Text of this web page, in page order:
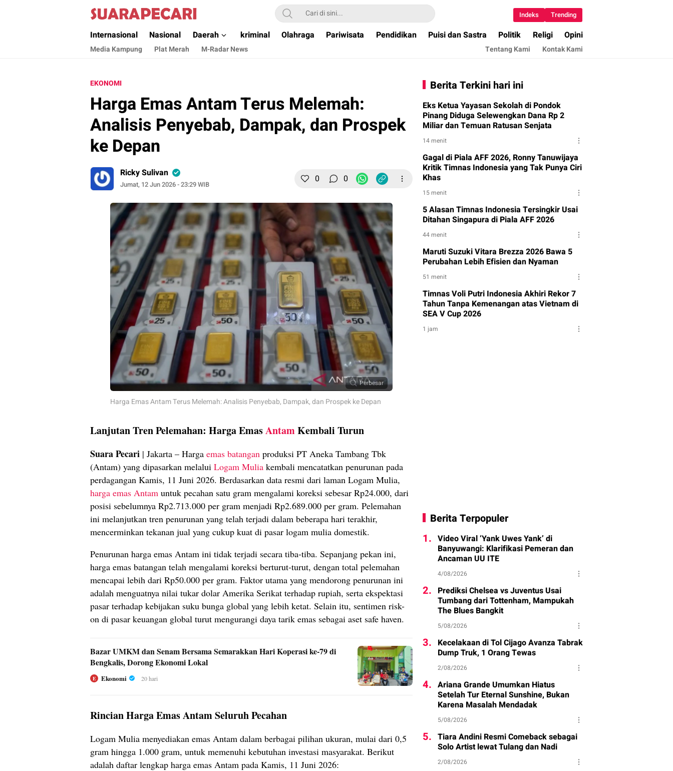
Suara Pecari
Suara Pencerahan Anak Negeri ( Berita Aktual & Terpercaya )
Indeks Trending
Internasional Nasional Daerah kriminal Olahraga Pariwisata Pendidikan Puisi dan Sastra Politik Religi Opini
Media Kampung Plat Merah M-Radar News Tentang Kami Kontak Kami
EKONOMI
Harga Emas Antam Terus Melemah:
Analisis Penyebab, Dampak, dan Prospek
ke Depan
Ricky Sulivan
Jumat, 12 Jun 2026 - 23:29 WIB 0 0
Perbesar
Harga Emas Antam Terus Melemah: Analisis Penyebab, Dampak, dan Prospek ke Depan
Lanjutan Tren Pelemahan: Harga EmasAntamKembali Turun
Suara Pecari | Jakarta – Harga emas batangan produksi PT Aneka Tambang Tbk
(Antam) yang dipasarkan melalui Logam Mulia kembali mencatatkan penurunan pada
perdagangan Kamis, 11 Juni 2026. Berdasarkan data resmi dari laman Logam Mulia,
harga emas Antam untuk pecahan satu gram mengalami koreksi sebesar Rp24.000, dari
posisi sebelumnya Rp2.713.000 per gram menjadi Rp2.689.000 per gram. Pelemahan
ini melanjutkan tren penurunan yang telah terjadi dalam beberapa hari terakhir,
mencerminkan tekanan jual yang cukup kuat di pasar logam mulia domestik.
Penurunan harga emas Antam ini tidak terjadi secara tiba-tiba. Sepanjang pekan ini,
harga emas batangan telah mengalami koreksi berturut-turut, dengan total pelemahan
mencapai lebih dari Rp50.000 per gram. Faktor utama yang mendorong penurunan ini
adalah menguatnya nilai tukar dolar Amerika Serikat terhadap rupiah, serta ekspektasi
pasar terhadap kebijakan suku bunga global yang lebih ketat. Selain itu, sentimen risk-
on di pasar keuangan global turut mengurangi daya tarik emas sebagai aset safe haven.
Bazar UMKM dan Senam Bersama Semarakkan Hari Koperasi ke-79 di
Bengkalis, Dorong Ekonomi Lokal
E Ekonomi 20 hari
Rincian Harga Emas Antam Seluruh Pecahan
Logam Mulia menyediakan emas Antam dalam berbagai pilihan ukuran, mulai dari 0,5
gram hingga 1.000 gram, untuk memenuhi kebutuhan investasi masyarakat. Berikut
adalah daftar lengkap harga emas Antam pada Kamis, 11 Juni 2026:
Berita Terkini hari ini
Eks Ketua Yayasan Sekolah di Pondok
Pinang Diduga Selewengkan Dana Rp 2
Miliar dan Temuan Ratusan Senjata
14 menit
Gagal di Piala AFF 2026, Ronny Tanuwijaya
Kritik Timnas Indonesia yang Tak Punya Ciri
Khas
15 menit
5 Alasan Timnas Indonesia Tersingkir Usai
Ditahan Singapura di Piala AFF 2026
44 menit
Maruti Suzuki Vitara Brezza 2026 Bawa 5
Perubahan Lebih Efisien dan Nyaman
51 menit
Timnas Voli Putri Indonesia Akhiri Rekor 7
Tahun Tanpa Kemenangan atas Vietnam di
SEA V Cup 2026
1 jam
Berita Terpopuler
1. Video Viral ‘Yank Uwes Yank’ di
Banyuwangi: Klarifikasi Pemeran dan
Ancaman UU ITE
4/08/2026
2. Prediksi Chelsea vs Juventus Usai
Tumbang dari Tottenham, Mampukah
The Blues Bangkit
5/08/2026
3. Kecelakaan di Tol Cijago Avanza Tabrak
Dump Truk, 1 Orang Tewas
2/08/2026
4. Ariana Grande Umumkan Hiatus
Setelah Tur Eternal Sunshine, Bukan
Karena Masalah Mendadak
5/08/2026
5. Tiara Andini Resmi Comeback sebagai
Solo Artist lewat Tulang dan Nadi
2/08/2026